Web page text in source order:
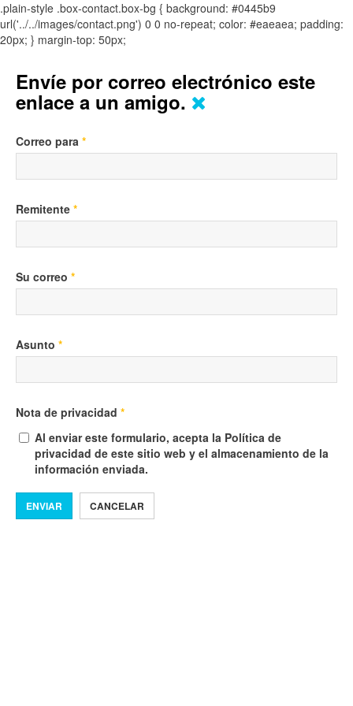
.plain-style .box-contact.box-bg { background: #0445b9
url('../../images/contact.png') 0 0 no-repeat; color: #eaeaea; padding:
20px; } margin-top: 50px;
Envíe por correo electrónico este
enlace a un amigo.
Correo para *
Remitente *
Su correo *
Asunto *
Nota de privacidad *
Al enviar este formulario, acepta la Política de
privacidad de este sitio web y el almacenamiento de la
información enviada.
ENVIAR CANCELAR